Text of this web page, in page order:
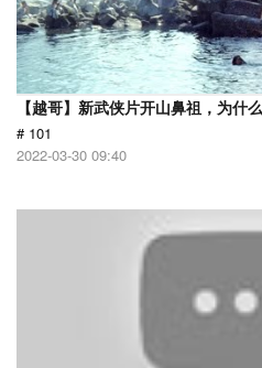
【越哥】新武侠片开山鼻祖，为什
# 101
2022-03-30 09:40